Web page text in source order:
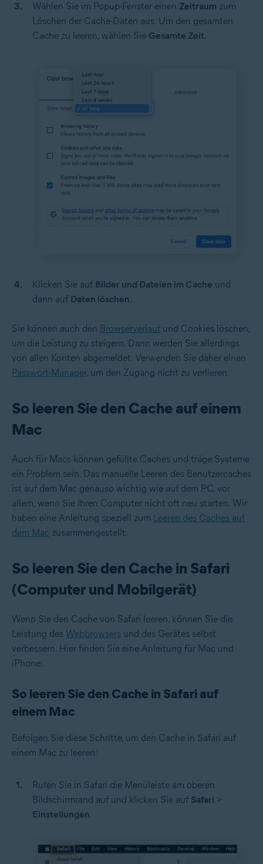
Wählen Sie im Popup-Fenster einen Zeitraum zum
Löschen der Cache-Daten aus. Um den gesamten
Cache zu leeren, wählen Sie Gesamte Zeit.
Klicken Sie auf Bilder und Dateien im Cache und
dann auf Daten löschen.
Sie können auch den Browserverlauf und Cookies löschen,
um die Leistung zu steigern. Dann werden Sie allerdings
von allen Konten abgemeldet. Verwenden Sie daher einen
Passwort-Manager, um den Zugang nicht zu verlieren.
So leeren Sie den Cache auf einem
Mac
Auch für Macs können gefüllte Caches und träge Systeme
ein Problem sein. Das manuelle Leeren des Benutzercaches
ist auf dem Mac genauso wichtig wie auf dem PC, vor
allem, wenn Sie Ihren Computer nicht oft neu starten. Wir
haben eine Anleitung speziell zum Leeren des Caches auf
dem Mac zusammengestellt.
So leeren Sie den Cache in Safari
(Computer und Mobilgerät)
Wenn Sie den Cache von Safari leeren, können Sie die
Leistung des Webbrowsers und des Gerätes selbst
verbessern. Hier finden Sie eine Anleitung für Mac und
iPhone.
So leeren Sie den Cache in Safari auf
einem Mac
Befolgen Sie diese Schritte, um den Cache in Safari auf
einem Mac zu leeren:
Rufen Sie in Safari die Menüleiste am oberen
Bildschirmrand auf und klicken Sie auf Safari >
Einstellungen.